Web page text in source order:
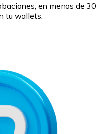
en menos de 30
tu wallets.